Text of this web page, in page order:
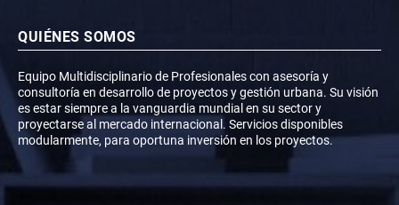
QUIÉNES SOMOS
Equipo Multidisciplinario de Profesionales con asesoría y
consultoría en desarrollo de proyectos y gestión urbana. Su visión
es estar siempre a la vanguardia mundial en su sector y
proyectarse al mercado internacional. Servicios disponibles
modularmente, para oportuna inversión en los proyectos.